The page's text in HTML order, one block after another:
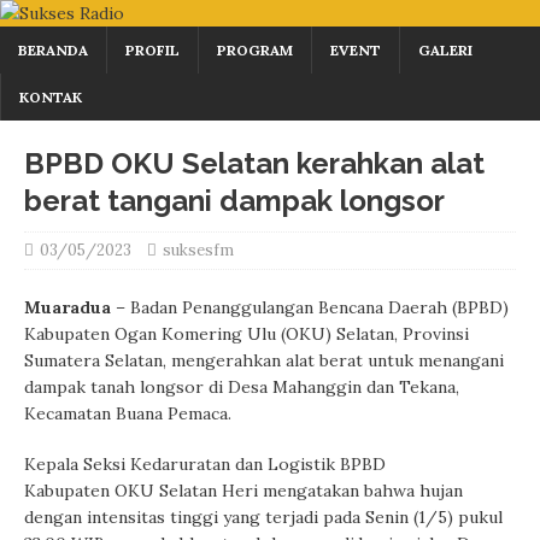
BERANDA PROFIL PROGRAM EVENT GALERI
KONTAK
BPBD OKU Selatan kerahkan alat
berat tangani dampak longsor
03/05/2023 suksesfm
Muaradua – Badan Penanggulangan Bencana Daerah (BPBD)
Kabupaten Ogan Komering Ulu (OKU) Selatan, Provinsi
Sumatera Selatan, mengerahkan alat berat untuk menangani
dampak tanah longsor di Desa Mahanggin dan Tekana,
Kecamatan Buana Pemaca.
Kepala Seksi Kedaruratan dan Logistik BPBD
Kabupaten OKU Selatan Heri mengatakan bahwa hujan
dengan intensitas tinggi yang terjadi pada Senin (1/5) pukul